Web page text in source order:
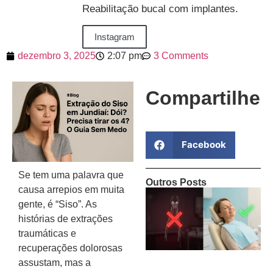
Reabilitação bucal com implantes.
Instagram
dezembro 3, 2025
2:07 pm 3 Comments
Se tem uma palavra que
causa arrepios em muita
gente, é “Siso”. As
histórias de extrações
traumáticas e
recuperações dolorosas
assustam, mas a
Compartilhe
Facebook
Outros Posts